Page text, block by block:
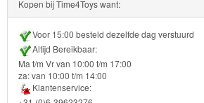
Kopen bij Time4Toys want:
Voor 15:00 besteld dezelfde dag verstuurd
Altijd Bereikbaar:
Ma t/m Vr van 10:00 t/m 17:00
za: van 10:00 t/m 14:00
Klantenservice: